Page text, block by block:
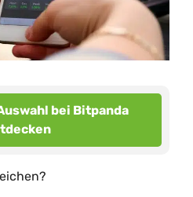
bei Bitpanda